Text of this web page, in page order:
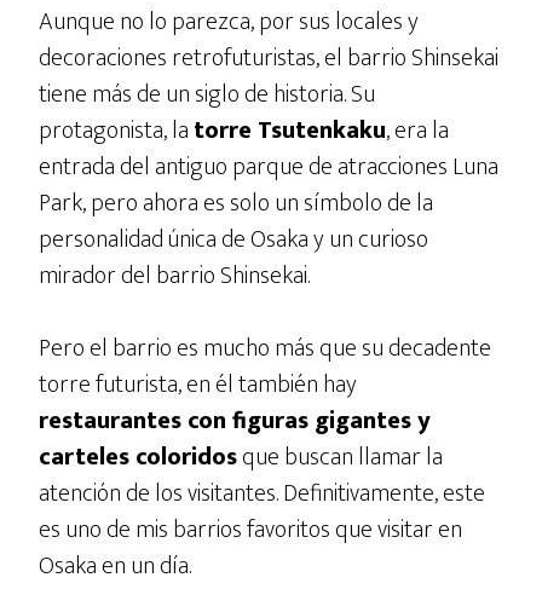
Aunque no lo parezca, por sus locales y
decoraciones retrofuturistas, el barrio Shinsekai
tiene más de un siglo de historia. Su
protagonista, latorre Tsutenkaku, era la
entrada del antiguo parque de atracciones Luna
Park, pero ahora es solo un símbolo de la
personalidad única de Osaka y un curioso
mirador del barrio Shinsekai.
Pero el barrio es mucho más que su decadente
torre futurista, en él también hay
restaurantes con figuras gigantes y
carteles coloridosque buscan llamar la
atención de los visitantes. Definitivamente, este
es uno de mis barrios favoritos que visitar en
Osaka en un día.